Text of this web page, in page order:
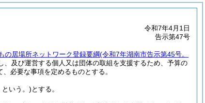
令和7年4月1日
告示第47号
の居場所ネットワーク登録要綱(令和7年湖南市告示第45号。
、及び運営する個人又は団体の取組を支援するため、予算の
必要な事項を定めるものとする。
いう。)とする。